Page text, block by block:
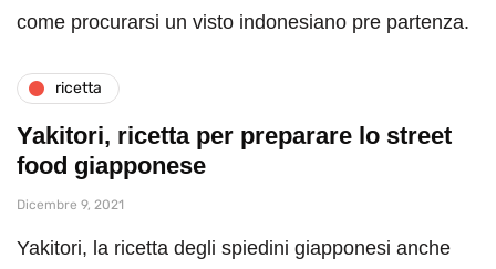
come procurarsi un visto indonesiano pre partenza.
ricetta
Yakitori, ricetta per preparare lo street
food giapponese
Dicembre 9, 2021
Yakitori, la ricetta degli spiedini giapponesi anche